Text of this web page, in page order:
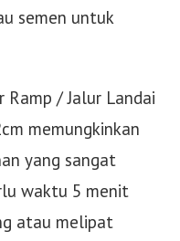
semen untuk
/ Jalur Landai
memungkinkan
yang sangat
waktu 5 menit
atau melipat